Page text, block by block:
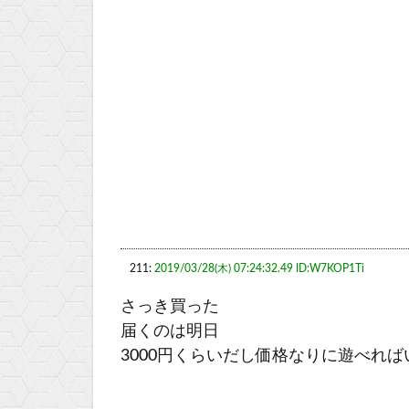
211: 2019/03/28(木) 07:24:32.49 ID:W7KOP1Ti
さっき買った
届くのは明日
3000円くらいだし価格なりに遊べれば